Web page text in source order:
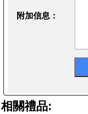
附加信息：
相關禮品: